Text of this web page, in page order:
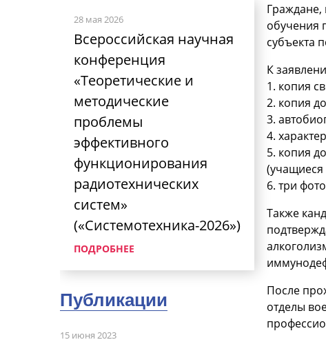
обучения
субъекта
К
1. копия
2. копия
3.
4.
5. копия
(учащиеся
6. три
Также
После
отделы
28 мая 2026
Всероссийская научная
конференция
«Теоретические и
методические
проблемы
эффективного
функционирования
радиотехнических
систем»
(«Системотехника-2026»)
ПОДРОБНЕЕ
Публикации
15 июня 2023